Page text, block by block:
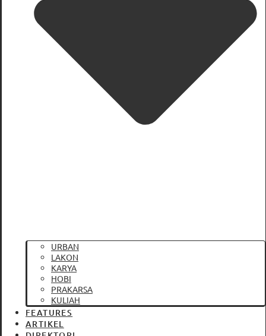
URBAN
LAKON
KARYA
HOBI
PRAKARSA
KULIAH
FEATURES
ARTIKEL